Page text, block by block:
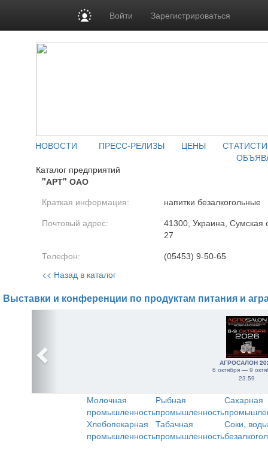
Войти Зарегистрироваться
НОВОСТИ ПРЕСС-РЕЛИЗЫ ЦЕНЫ
Каталог предприятий
"АРТ" ОАО
Краткая информация: напитки безалкогольные
Почтовый адрес:
41300, Украина, Сумская
27
Телефон: (05453) 9-50-65
<< Назад в каталог
Выставки и конференции по продуктам питания и
АГРОСАЛОН
6 октября — 9
23:59
Молочная
промышленность
Рыбная
промышленность
Сахарная
Хлебопекарная
промышленность
Табачная
промышленность
Соки,